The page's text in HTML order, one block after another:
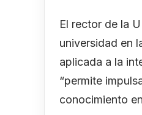
El rector de la
universidad en
aplicada a la
“permite
conocimiento